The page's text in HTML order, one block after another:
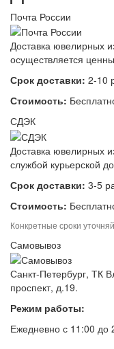
Почта России
Доставка ювелирных
осуществляется
Срок доставки: 2-10
Стоимость:
СДЭК
Доставка ювелирных
службой курьерской
Срок доставки: 3-5
Стоимость:
Конкретные сроки
Самовывоз
Санкт-Петербург, ТК
проспект, д.19.
Режим работы:
Ежедневно с 11:00 до